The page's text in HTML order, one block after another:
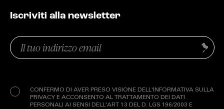
Iscriviti alla newsletter
Email
(Obbligatorio)
CONFERMO DI AVER PRESO VISIONE DELL'INFORMATIVA SULLA
PRIVACY E ACCONSENTO AL TRATTAMENTO DEI DATI
PERSONALI AI SENSI DELL'ART 13 DEL D. LGS 196/2003 E
Invia